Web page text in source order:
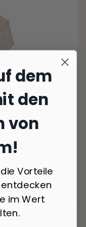
- Camel 33
dem
den
von
Vorteile
im Wert